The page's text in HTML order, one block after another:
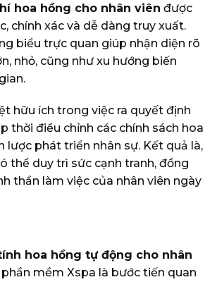
hoa hồng cho nhân viên được
chính xác và dễ dàng truy xuất.
biểu trực quan giúp nhận diện rõ
nhỏ, cũng như xu hướng biến
hữu ích trong việc ra quyết định
thời điều chỉnh các chính sách hoa
lược phát triển nhân sự. Kết quả là,
thể duy trì sức cạnh tranh, đồng
thần làm việc của nhân viên ngày
hoa hồng tự động cho nhân
mềm Xspa là bước tiến quan